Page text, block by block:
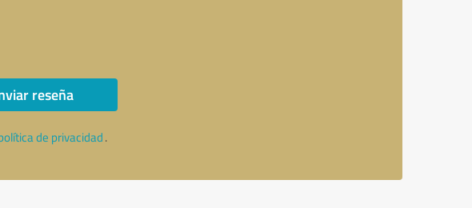
reseña
de privacidad.